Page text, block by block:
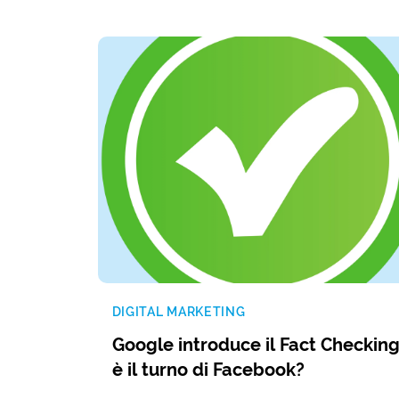
DIGITAL MARKETING
Google introduce il Fact
è il turno di Facebook?